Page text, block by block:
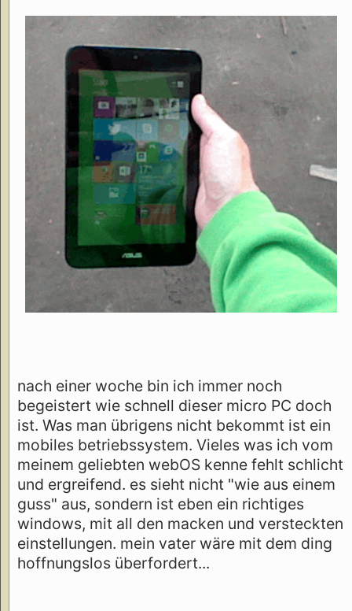
nach einer woche bin ich immer noch
begeistert wie schnell dieser micro PC doch
ist. Was man übrigens nicht bekommt ist ein
mobiles betriebssystem. Vieles was ich vom
meinem geliebten webOS kenne fehlt schlicht
und ergreifend. es sieht nicht "wie aus einem
guss" aus, sondern ist eben ein richtiges
windows, mit all den macken und versteckten
einstellungen. mein vater wäre mit dem ding
hoffnungslos überfordert...